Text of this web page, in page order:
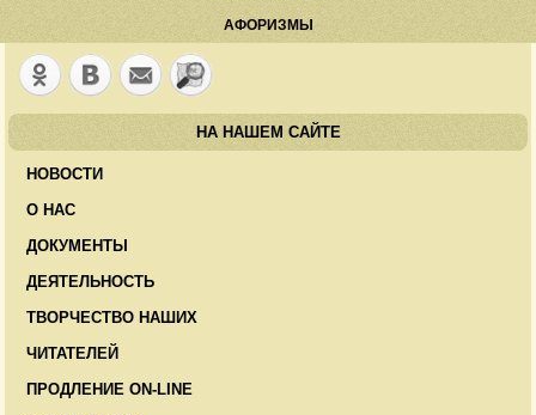
АФОРИЗМЫ
НА НАШЕМ САЙТЕ
НОВОСТИ
О НАС
ДОКУМЕНТЫ
ДЕЯТЕЛЬНОСТЬ
ТВОРЧЕСТВО НАШИХ
ЧИТАТЕЛЕЙ
ПРОДЛЕНИЕ ON-LINE